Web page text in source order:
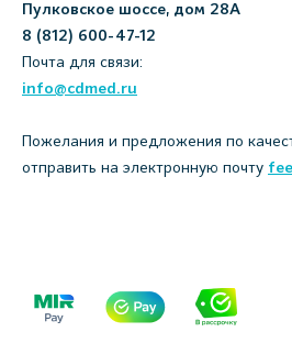
Пулковское шоссе, дом 28А
8 (812) 600-47-12
Почта для связи:
info@cdmed.ru
Пожелания и предложения по
отправить на электронную почту